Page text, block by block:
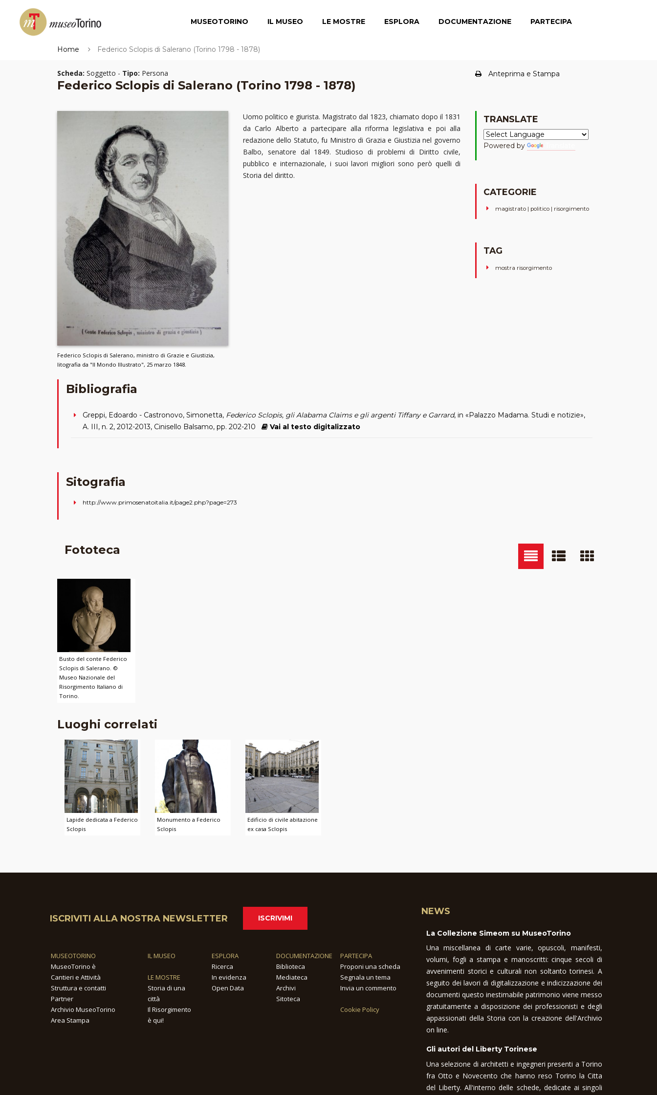
MUSEOTORINO IL MUSEO LE MOSTRE ESPLORA DOCUMENTAZIONE PARTECIPA
Home Federico Sclopis di Salerano (Torino 1798 - 1878)
Scheda: Soggetto - Tipo: Persona
Federico Sclopis di Salerano (Torino 1798 - 1878)
Anteprima e Stampa
Federico Sclopis di Salerano, ministro di Grazie e Giustizia,
litografia da "Il Mondo Illustrato", 25 marzo 1848.
Uomo politico e giurista. Magistrato dal 1823, chiamato dopo il 1831
da Carlo Alberto a partecipare alla riforma legislativa e poi alla
redazione dello Statuto, fu Ministro di Grazia e Giustizia nel governo
Balbo, senatore dal 1849. Studioso di problemi di Diritto civile,
pubblico e internazionale, i suoi lavori migliori sono però quelli di
Storia del diritto.
TRANSLATE
Powered by
CATEGORIE
magistrato | politico | risorgimento
TAG
mostra risorgimento
Bibliografia
Greppi, Edoardo - Castronovo, Simonetta, Federico Sclopis, gli Alabama Claims e gli argenti Tiffany e Garrard, in «Palazzo Madama. Studi e notizie»,
A. III, n. 2, 2012-2013, Cinisello Balsamo, pp. 202-210
Vai al testo digitalizzato
Sitografia
http://www.primosenatoitalia.it/page2.php?page=273
Fototeca
Busto del conte Federico
Sclopis di Salerano. ©
Museo Nazionale del
Risorgimento Italiano di
Torino.
Luoghi correlati
Lapide dedicata a Federico
Sclopis
Monumento a Federico
Sclopis
Edificio di civile abitazione
ex casa Sclopis
ISCRIVITI ALLA NOSTRA NEWSLETTER ISCRIVIMI
MUSEOTORINO
MuseoTorino è
Cantieri e Attività
Struttura e contatti
Partner
Archivio MuseoTorino
Area Stampa
IL MUSEO
LE MOSTRE
Storia di una
città
Il Risorgimento
è qui!
ESPLORA
Ricerca
In evidenza
Open Data
DOCUMENTAZIONE
Biblioteca
Mediateca
Archivi
Sitoteca
PARTECIPA
Proponi una scheda
Segnala un tema
Invia un commento
Cookie Policy
NEWS
La Collezione Simeom su MuseoTorino
Una miscellanea di carte varie, opuscoli, manifesti,
volumi, fogli a stampa e manoscritti: cinque secoli di
avvenimenti storici e culturali non soltanto torinesi. A
seguito dei lavori di digitalizzazione e indicizzazione dei
documenti questo inestimabile patrimonio viene messo
gratuitamente a disposizione dei professionisti e degli
appassionati della Storia con la creazione dell'Archivio
on line.
Gli autori del Liberty Torinese
Una selezione di architetti e ingegneri presenti a Torino
fra Otto e Novecento che hanno reso Torino la Citta
del Liberty. All'interno delle schede, dedicate ai singoli